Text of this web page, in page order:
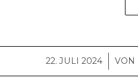
22. JULI 2024
/ VON